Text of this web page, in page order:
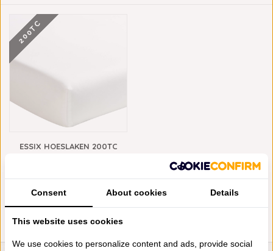
200TC
ESSIX HOESLAKEN 200TC
Consent About cookies Details
This website uses cookies
We use cookies to personalize content and ads, provide social